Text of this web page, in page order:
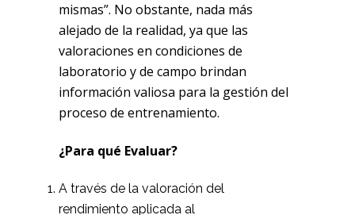
mismas”. No obstante, nada más
alejado de la realidad, ya que las
valoraciones en condiciones de
laboratorio y de campo brindan
información valiosa para la gestión del
proceso de entrenamiento.
¿Para qué Evaluar?
A través de la valoración del
rendimiento aplicada al